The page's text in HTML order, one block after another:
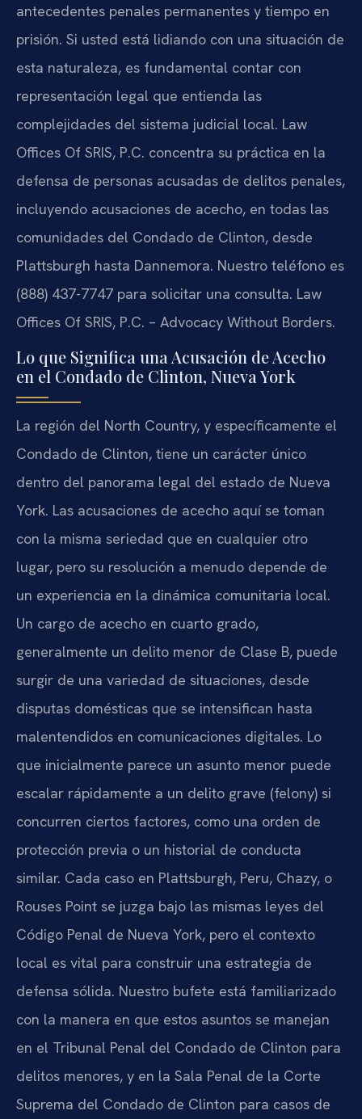
antecedentes penales permanentes y tiempo en
prisión. Si usted está lidiando con una situación de
esta naturaleza, es fundamental contar con
representación legal que entienda las
complejidades del sistema judicial local. Law
Offices Of SRIS, P.C. concentra su práctica en la
defensa de personas acusadas de delitos penales,
incluyendo acusaciones de acecho, en todas las
comunidades del Condado de Clinton, desde
Plattsburgh hasta Dannemora. Nuestro teléfono es
(888) 437-7747 para solicitar una consulta. Law
Offices Of SRIS, P.C. – Advocacy Without Borders.
Lo que Significa una Acusación de Acecho
en el Condado de Clinton, Nueva York
La región del North Country, y específicamente el
Condado de Clinton, tiene un carácter único
dentro del panorama legal del estado de Nueva
York. Las acusaciones de acecho aquí se toman
con la misma seriedad que en cualquier otro
lugar, pero su resolución a menudo depende de
un experiencia en la dinámica comunitaria local.
Un cargo de acecho en cuarto grado,
generalmente un delito menor de Clase B, puede
surgir de una variedad de situaciones, desde
disputas domésticas que se intensifican hasta
malentendidos en comunicaciones digitales. Lo
que inicialmente parece un asunto menor puede
escalar rápidamente a un delito grave (felony) si
concurren ciertos factores, como una orden de
protección previa o un historial de conducta
similar. Cada caso en Plattsburgh, Peru, Chazy, o
Rouses Point se juzga bajo las mismas leyes del
Código Penal de Nueva York, pero el contexto
local es vital para construir una estrategia de
defensa sólida. Nuestro bufete está familiarizado
con la manera en que estos asuntos se manejan
en el Tribunal Penal del Condado de Clinton para
delitos menores, y en la Sala Penal de la Corte
Suprema del Condado de Clinton para casos de